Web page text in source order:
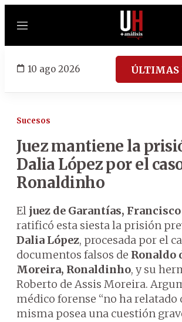
Menú
10 ago 2026 ÚLTIMAS
Sucesos
Juez mantiene la
Dalia López por el
Ronaldinho
El juez de Garantías,
ratificó esta siesta la prisión
Dalia López, procesada por el
documentos falsos de Ronaldo
Moreira, Ronaldinho, y su
Roberto de Assis Moreira.
médico forense “no ha relatado
misma posea una cuestión